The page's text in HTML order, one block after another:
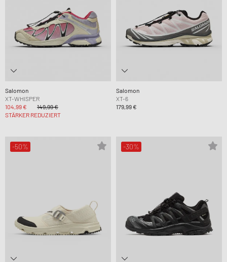
Salomon
XT-WHISPER
104,99 €
149,99 €
STÄRKER REDUZIERT
Salomon
XT-6
179,99 €
-50% -30%